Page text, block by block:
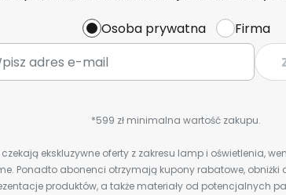
Osoba prywatna
Firma
*599 zł minimalna wartość zakupu.
ekskluzywne oferty z zakresu lamp i oświetlenia,
Ponadto abonenci otrzymają kupony rabatowe, obniżki
produktów, a także materiały od potencjalnych